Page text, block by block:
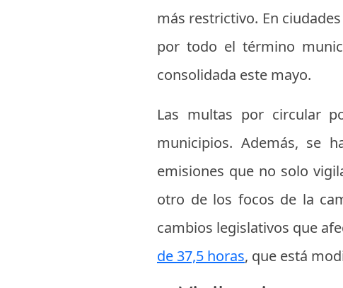
más restrictivo. En
por todo el término
consolidada este mayo.
Las multas por circular
municipios. Además, se
emisiones que no solo
otro de los focos de la
cambios legislativos que
de 37,5 horas, que está